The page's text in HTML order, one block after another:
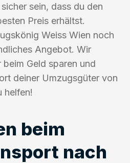
sein, dass du den
Preis erhältst.
Weiss Wien noch
Angebot. Wir
Geld sparen und
deiner Umzugsgüter von
helfen!
beim
nach